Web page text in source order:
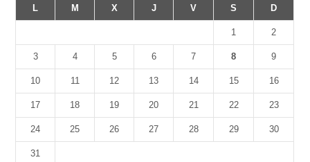
L
M X J V S D
1 2
3 4 5 6 7 8 9
10 11 12 13 14 15 16
17 18 19 20 21 22 23
24 25 26 27 28 29 30
31